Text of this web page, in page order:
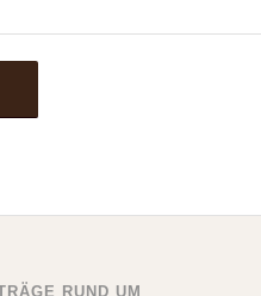
RUND UM